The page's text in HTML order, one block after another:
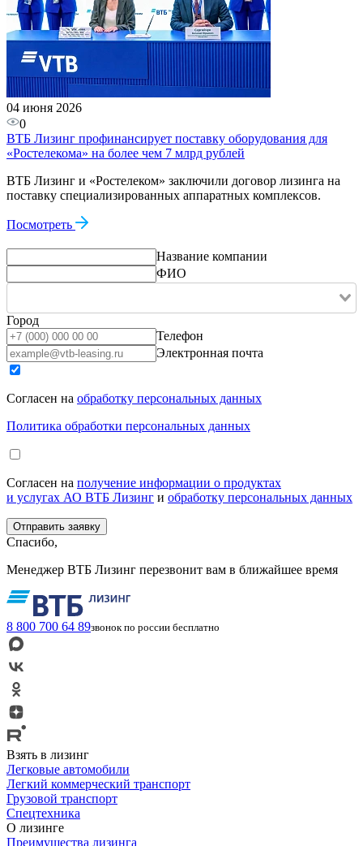
04 июня 2026
0
ВТБ Лизинг профинансирует поставку оборудования для
«Ростелекома» на более чем 7 млрд рублей
ВТБ Лизинг и «Ростелеком» заключили договор лизинга на
поставку специализированных аппаратных комплексов.
Посмотреть
Название компании
ФИО
Город
Телефон
Электронная почта
Согласен на обработку персональных данных
Политика обработки персональных данных
Согласен на получение информации о продуктах
и услугах АО ВТБ Лизинг и обработку персональных данных
Спасибо,
Менеджер ВТБ Лизинг перезвонит вам в ближайшее время
8 800 700 64 89звонок по россии бесплатно
Взять в лизинг
Легковые автомобили
Легкий коммерческий транспорт
Грузовой транспорт
Спецтехника
О лизинге
Преимущества лизинга